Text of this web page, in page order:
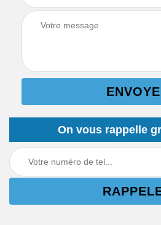
On vous rappelle